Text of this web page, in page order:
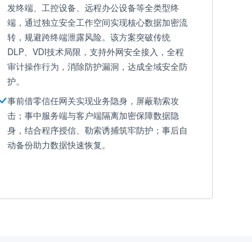
发终端、工控设备、远程办公设备等全类型终
端，通过独立安全工作空间实现核心数据加密流
转，规避跨终端泄露风险。该方案突破传统
DLP、VDI技术局限，支持外网安全接入，全程
审计操作行为，消除防护漏洞，达成全域安全防
护。
事前借零信任网关实现业务隐身，屏蔽勒索攻
击；事中服务端与客户端隔离加密保障数据隐
身，结合程序授信、勒索诱捕筑牢防护；事后自
动备份助力数据快速恢复。